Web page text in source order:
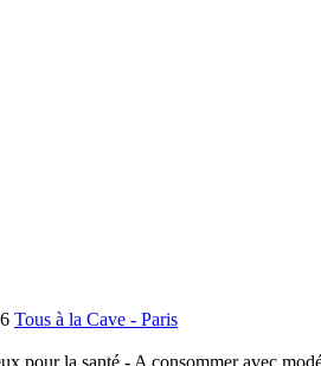
Tous à la Cave - Paris
pour la santé - A consommer avec